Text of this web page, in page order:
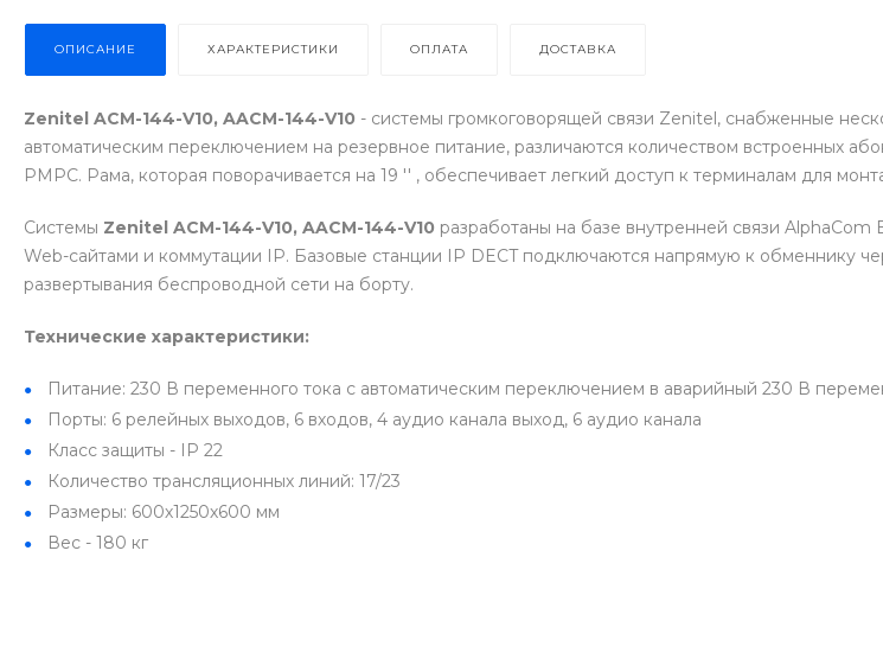
ОПИСАНИЕ ХАРАКТЕРИСТИКИ ОПЛАТА ДОСТАВКА
Zenitel ACM-144-V10, AACM-144-V10 - системы громкоговорящей связи Zenitel, снабженные
автоматическим переключением на резервное питание, различаются количеством встроенных
РМРС. Рама, которая поворачивается на 19 '' , обеспечивает легкий доступ к терминалам для
Системы Zenitel ACM-144-V10, AACM-144-V10 разработаны на базе внутренней связи
Web-сайтами и коммутации IP. Базовые станции IP DECT подключаются напрямую к обменнику
развертывания беспроводной сети на борту.
Технические характеристики:
Питание: 230 В переменного тока с автоматическим переключением в аварийный 230 В
Порты: 6 релейных выходов, 6 входов, 4 аудио канала выход, 6 аудио канала
Класс защиты - IP 22
Количество трансляционных линий: 17/23
Размеры: 600х1250х600 мм
Вес - 180 кг